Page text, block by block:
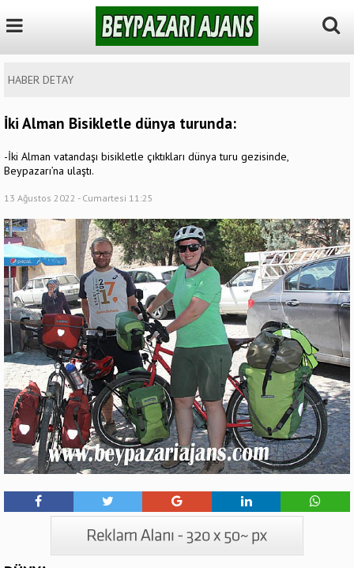
HABER DETAY
İki Alman Bisikletle dünya turunda:
-İki Alman vatandaşı bisikletle çıktıkları dünya turu gezisinde,
Beypazarı’na ulaştı.
13 Ağustos 2022 - Cumartesi 11:25